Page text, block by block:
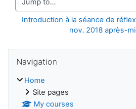
Jump to...
Introduction à la séance de
nov. 2018 après-
Blocks
Navigation
Home
Site pages
My courses